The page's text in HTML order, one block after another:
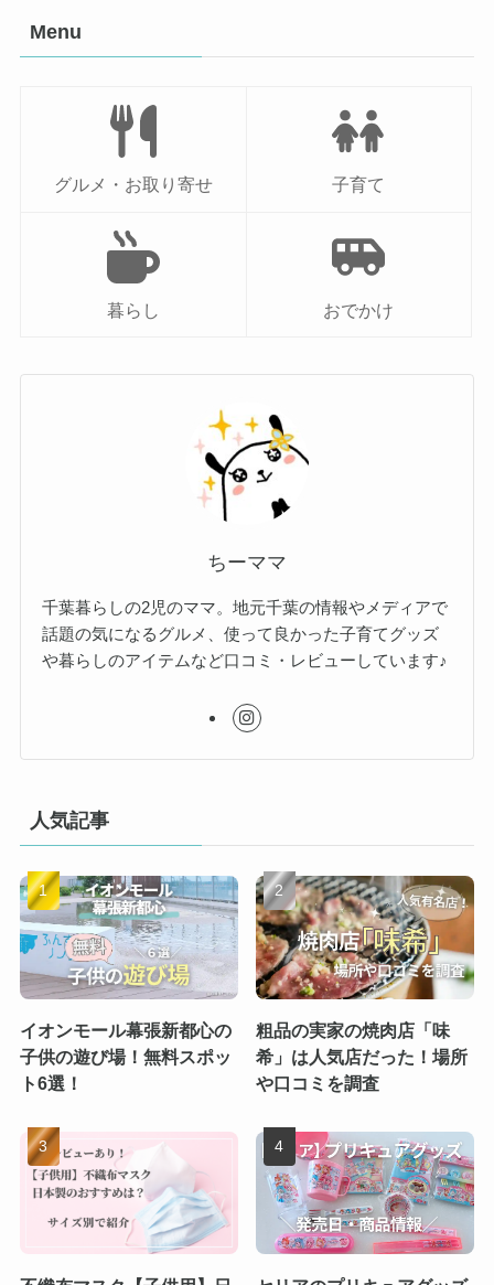
Menu
グルメ・お取り寄せ 子育て
暮らし おでかけ
ちーママ
千葉暮らしの2児のママ。地元千葉の情報やメディアで
話題の気になるグルメ、使って良かった子育てグッズ
や暮らしのアイテムなど口コミ・レビューしています♪
人気記事
イオンモール幕張新都心の
子供の遊び場！無料スポッ
ト6選！
粗品の実家の焼肉店「味
希」は人気店だった！場所
や口コミを調査